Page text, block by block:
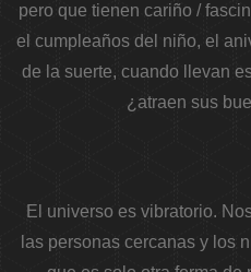
pero que tienen cariño /
el cumpleaños del niño, el
de la suerte, cuando llevan
¿atraen sus
El universo es vibratorio.
las personas cercanas y los